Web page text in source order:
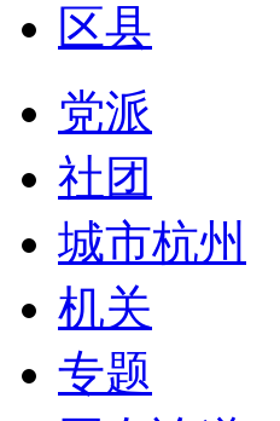
区县
党派
社团
城市杭州
机关
专题